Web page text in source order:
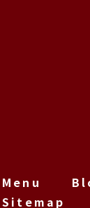
Menu
Sitemap